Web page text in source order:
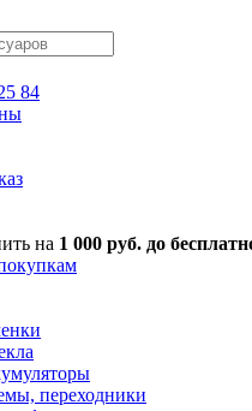
84
на 1 000 руб. до
переходники